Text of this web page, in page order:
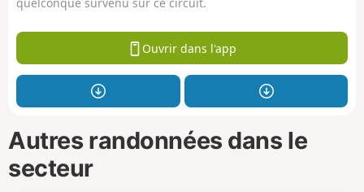
Ouvrir dans l'app
Autres randonnées dans le
secteur